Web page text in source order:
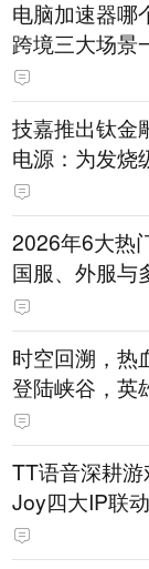
电脑加速器哪
跨境三大场景
技嘉推出钛金
电源：为发烧
打造旗舰供电
2026年6大热
国服、外服与
时空回溯，热
登陆峡谷，英
斗！
TT语音深耕
Joy四大IP联